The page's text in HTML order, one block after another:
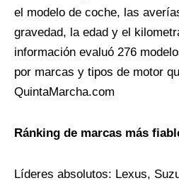
el modelo de coche, las
gravedad, la edad y el
información evaluó 276
por marcas y tipos de motor
QuintaMarcha.com
Ránking de marcas más
Líderes absolutos: Lexus,